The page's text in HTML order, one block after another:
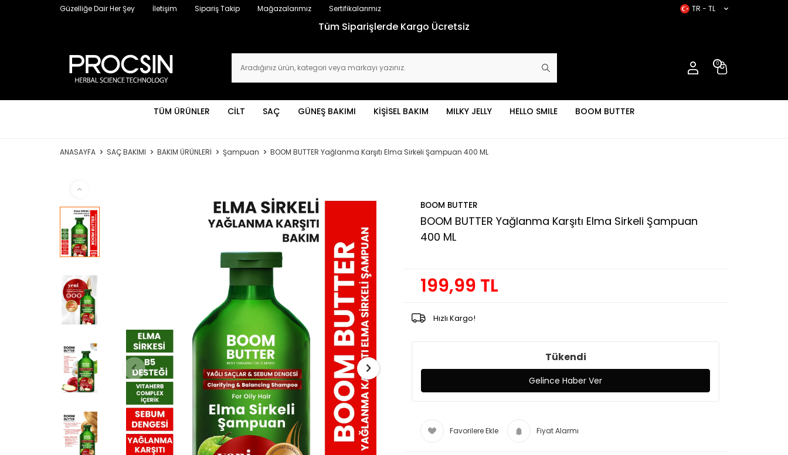
Güzelliğe Dair Her Şey İletişim Sipariş Takip Mağazalarımız Sertifikalarımız TR − TL
Tüm Siparişlerde Kargo Ücretsiz
0
TÜM ÜRÜNLER CİLT SAÇ GÜNEŞ BAKIMI KİŞİSEL BAKIM MILKY JELLY HELLO SMILE BOOM BUTTER
ANASAYFA SAÇ BAKIMI BAKIM ÜRÜNLERİ Şampuan BOOM BUTTER Yağlanma Karşıtı Elma Sirkeli Şampuan 400 ML
BOOM BUTTER
BOOM BUTTER Yağlanma Karşıtı Elma Sirkeli Şampuan
400 ML
199,99 TL
Hızlı Kargo!
Tükendi
Gelince Haber Ver
Favorilere Ekle Fiyat Alarmı